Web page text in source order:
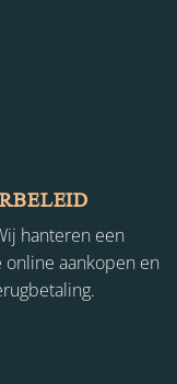
hanteren een
aankopen en